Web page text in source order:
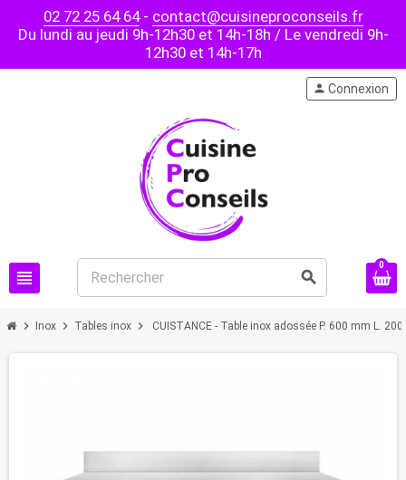
02 72 25 64 64- contact@cuisineproconseils.fr
Du lundi au jeudi 9h-12h30 et 14h-18h / Le vendredi 9h-
12h30 et 14h-17h
view_headline search
person Connexion
0
chevron_right Inox chevron_right Tables inox chevron_right CUISTANCE - Table inox adossée P. 600 mm L.